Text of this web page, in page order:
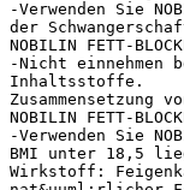
-Verwenden Sie
der
NOBILIN FETT-
-Nicht
Inhaltsstoffe.
Zusammensetzung
NOBILIN FETT-
-Verwenden Sie
BMI unter 18,5
Wirkstoff: